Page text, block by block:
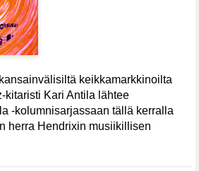
keikkamarkkinoilta
kitaristi Kari Antila lähtee
-kolumnisarjassaan tällä kerralla
herra Hendrixin musiikillisen